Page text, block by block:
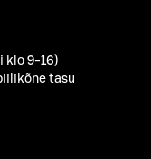
klo 9-16)
tasu